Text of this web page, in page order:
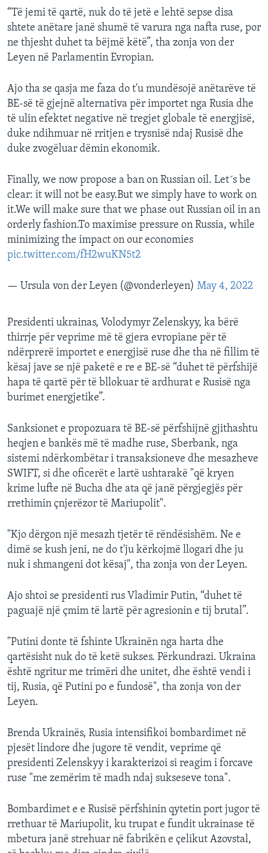
“Të jemi të qartë, nuk do të jetë e lehtë sepse disa
shtete anëtare janë shumë të varura nga nafta ruse, por
ne thjesht duhet ta bëjmë këtë”, tha zonja von der
Leyen në Parlamentin Evropian.
Ajo tha se qasja me faza do t'u mundësojë anëtarëve të
BE-së të gjejnë alternativa për importet nga Rusia dhe
të ulin efektet negative në tregjet globale të energjisë,
duke ndihmuar në rritjen e trysnisë ndaj Rusisë dhe
duke zvogëluar dëmin ekonomik.
Finally, we now propose a ban on Russian oil. Let´s be
clear: it will not be easy.But we simply have to work on
it.We will make sure that we phase out Russian oil in an
orderly fashion.To maximise pressure on Russia, while
minimizing the impact on our economies
pic.twitter.com/fH2wuKN5t2
— Ursula von der Leyen (@vonderleyen) May 4, 2022
Presidenti ukrainas, Volodymyr Zelenskyy, ka bërë
thirrje për veprime më të gjera evropiane për të
ndërprerë importet e energjisë ruse dhe tha në fillim të
kësaj jave se një paketë e re e BE-së “duhet të përfshijë
hapa të qartë për të bllokuar të ardhurat e Rusisë nga
burimet energjetike”.
Sanksionet e propozuara të BE-së përfshijnë gjithashtu
heqjen e bankës më të madhe ruse, Sberbank, nga
sistemi ndërkombëtar i transaksioneve dhe mesazheve
SWIFT, si dhe oficerët e lartë ushtarakë "që kryen
krime lufte në Bucha dhe ata që janë përgjegjës për
rrethimin çnjerëzor të Mariupolit".
"Kjo dërgon një mesazh tjetër të rëndësishëm. Ne e
dimë se kush jeni, ne do t'ju kërkojmë llogari dhe ju
nuk i shmangeni dot kësaj", tha zonja von der Leyen.
Ajo shtoi se presidenti rus Vladimir Putin, “duhet të
paguajë një çmim të lartë për agresionin e tij brutal”.
"Putini donte të fshinte Ukrainën nga harta dhe
qartësisht nuk do të ketë sukses. Përkundrazi. Ukraina
është ngritur me trimëri dhe unitet, dhe është vendi i
tij, Rusia, që Putini po e fundosë", tha zonja von der
Leyen.
Brenda Ukrainës, Rusia intensifikoi bombardimet në
pjesët lindore dhe jugore të vendit, veprime që
presidenti Zelenskyy i karakterizoi si reagim i forcave
ruse "me zemërim të madh ndaj sukseseve tona".
Bombardimet e e Rusisë përfshinin qytetin port jugor të
rrethuar të Mariupolit, ku trupat e fundit ukrainase të
mbetura janë strehuar në fabrikën e çelikut Azovstal,